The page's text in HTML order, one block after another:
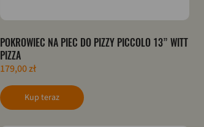
POKROWIEC NA PIEC DO PIZZY PICCOLO 13” WITT
PIZZA
179,00 zł
Kup teraz